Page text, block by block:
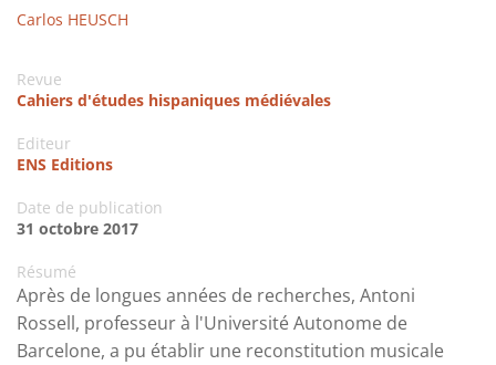
Carlos HEUSCH
Revue
Cahiers d'études hispaniques médiévales
Editeur
ENS Editions
Date de publication
31 octobre 2017
Résumé
Après de longues années de recherches, Antoni
Rossell, professeur à l'Université Autonome de
Barcelone, a pu établir une reconstitution musicale